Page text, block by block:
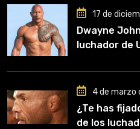
17 de
Dwayne
luchador de
4 de marzo
¿Te has
de los